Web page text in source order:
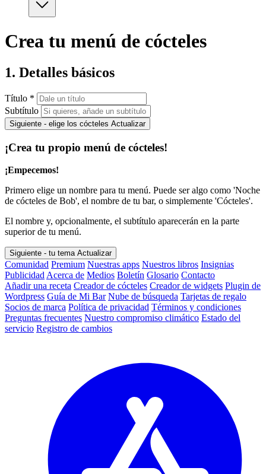
Crea tu menú de cócteles
1. Detalles básicos
Título *
Subtítulo
Siguiente - elige los cócteles Actualizar
¡Crea tu propio menú de cócteles!
¡Empecemos!
Primero elige un nombre para tu menú. Puede ser algo como 'Noche
de cócteles de Bob', el nombre de tu bar, o simplemente 'Cócteles'.
El nombre y, opcionalmente, el subtítulo aparecerán en la parte
superior de tu menú.
Siguiente - tu tema Actualizar
Comunidad Premium Nuestras apps Nuestros libros Insignias
Publicidad Acerca de Medios Boletín Glosario Contacto
Añadir una receta Creador de cócteles Creador de widgets Plugin de
Wordpress Guía de Mi Bar Nube de búsqueda Tarjetas de regalo
Socios de marca Política de privacidad Términos y condiciones
Preguntas frecuentes Nuestro compromiso climático Estado del
servicio Registro de cambios